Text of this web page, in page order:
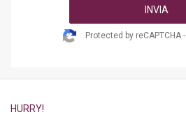
INVIA
Protected by reCAPTCHA -
HURRY!